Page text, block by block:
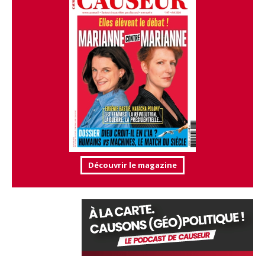
Découvrir le magazine